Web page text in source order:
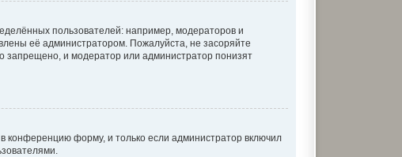
пользователей: например, модераторов и
её администратором. Пожалуйста, не засоряйте
запрещено, и модератор или администратор понизят
конференцию форму, и только если администратор включил